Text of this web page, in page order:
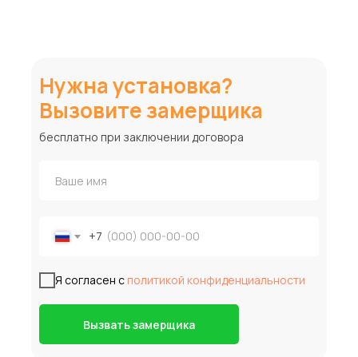
Нужна установка?
Вызовите замерщика
+7
Я согласен с политикой конфиденциальности
Вызвать замерщика
бесплатно при заключении договора